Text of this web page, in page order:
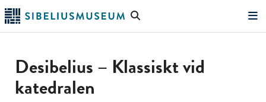
Hoppa
till
huvudinnehållet
Sök
Desibelius – Klassiskt vid
katedralen